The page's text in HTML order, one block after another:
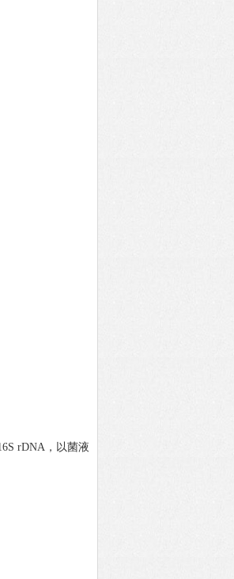
rDNA，以菌液